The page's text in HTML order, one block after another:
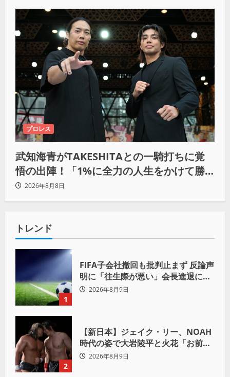
プロレス
武知海青がTAKESHITAとの一騎打ちに覚
悟の出陣！「1%に全力の人生をかけて勝
ちにいきたい」
2026年8月8日
トレンド
1
FIFA子会社撤回も批判止まず 反論声
明に「往生際が悪い」会長進退に注
目 2026年8月9日
2
【新日本】ジェイク・リー、NOAH
時代の姿で大岩陵平と火花「お前の
おかげで、忘れてたもの思い出した
2026年8月9日